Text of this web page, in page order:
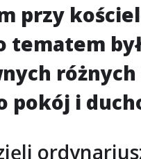
przy
pokój i